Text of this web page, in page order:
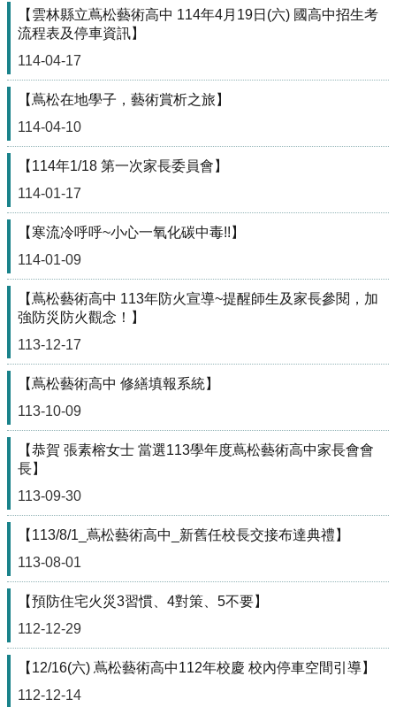
術
單
辦
學
果
生
涯
導
招
生
資
訊
雲
端
學
習
通
資
訊
課
程
計
畫
語
口
說
展
【雲林縣立蔦松藝術高中 114年4月19日(六) 國高中招生考
流程表及停車資訊】
114-04-17
【蔦松在地學子，藝術賞析之旅】
114-04-10
【114年1/18 第一次家長委員會】
114-01-17
【寒流冷呼呼~小心一氧化碳中毒!!】
114-01-09
【蔦松藝術高中 113年防火宣導~提醒師生及家長參閱，加
強防災防火觀念！】
113-12-17
【蔦松藝術高中 修繕填報系統】
113-10-09
【恭賀 張素榕女士 當選113學年度蔦松藝術高中家長會會
長】
113-09-30
【113/8/1_蔦松藝術高中_新舊任校長交接布達典禮】
113-08-01
【預防住宅火災3習慣、4對策、5不要】
112-12-29
【12/16(六) 蔦松藝術高中112年校慶 校內停車空間引導】
112-12-14